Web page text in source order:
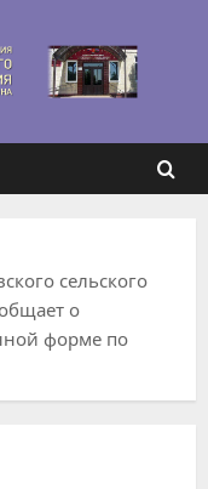
сельского
о
форме по